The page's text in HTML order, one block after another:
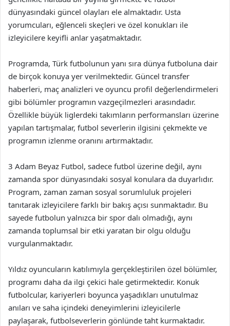
dünyasındaki güncel olayları ele almaktadır. Usta
yorumcuları, eğlenceli skeçleri ve özel konukları ile
izleyicilere keyifli anlar yaşatmaktadır.
Programda, Türk futbolunun yanı sıra dünya futboluna dair
de birçok konuya yer verilmektedir. Güncel transfer
haberleri, maç analizleri ve oyuncu profil değerlendirmeleri
gibi bölümler programın vazgeçilmezleri arasındadır.
Özellikle büyük liglerdeki takımların performansları üzerine
yapılan tartışmalar, futbol severlerin ilgisini çekmekte ve
programın izlenme oranını artırmaktadır.
3 Adam Beyaz Futbol, sadece futbol üzerine değil, aynı
zamanda spor dünyasındaki sosyal konulara da duyarlıdır.
Program, zaman zaman sosyal sorumluluk projeleri
tanıtarak izleyicilere farklı bir bakış açısı sunmaktadır. Bu
sayede futbolun yalnızca bir spor dalı olmadığı, aynı
zamanda toplumsal bir etki yaratan bir olgu olduğu
vurgulanmaktadır.
Yıldız oyuncuların katılımıyla gerçekleştirilen özel bölümler,
programı daha da ilgi çekici hale getirmektedir. Konuk
futbolcular, kariyerleri boyunca yaşadıkları unutulmaz
anıları ve saha içindeki deneyimlerini izleyicilerle
paylaşarak, futbolseverlerin gönlünde taht kurmaktadır.